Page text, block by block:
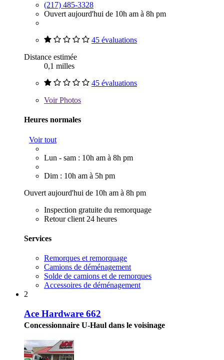
(217) 485-3328
Ouvert aujourd'hui de 10h am à 8h pm
45 évaluations
Distance estimée
0,1 milles
45 évaluations
VoirPhotos
Heures normales
Voir tout
Lun - sam : 10h am à 8h pm
Dim : 10h am à 5h pm
Ouvert aujourd'hui de 10h am à 8h pm
Inspection gratuite du remorquage
Retour client 24 heures
Services
Remorques et remorquage
Camions de déménagement
Solde de camions et de remorques
Accessoires de déménagement
2
Ace Hardware 662
Concessionnaire U-Haul dans le voisinage